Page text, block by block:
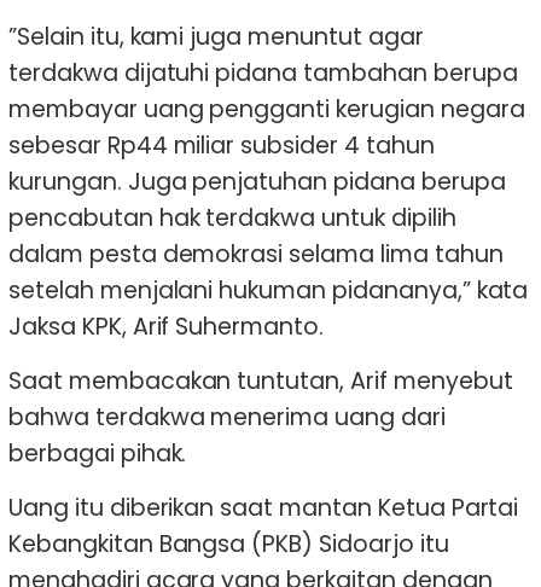
”Selain itu, kami juga menuntut agar
terdakwa dijatuhi pidana tambahan berupa
membayar uang pengganti kerugian negara
sebesar Rp44 miliar subsider 4 tahun
kurungan. Juga penjatuhan pidana berupa
pencabutan hak terdakwa untuk dipilih
dalam pesta demokrasi selama lima tahun
setelah menjalani hukuman pidananya,” kata
Jaksa KPK, Arif Suhermanto.
Saat membacakan tuntutan, Arif menyebut
bahwa terdakwa menerima uang dari
berbagai pihak.
Uang itu diberikan saat mantan Ketua Partai
Kebangkitan Bangsa (PKB) Sidoarjo itu
menghadiri acara yang berkaitan dengan